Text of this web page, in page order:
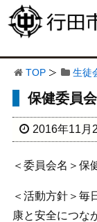
TOP 生徒
保健委員会
2016年11月
＜委員会名＞保
＜活動方針＞毎
康と安全につな